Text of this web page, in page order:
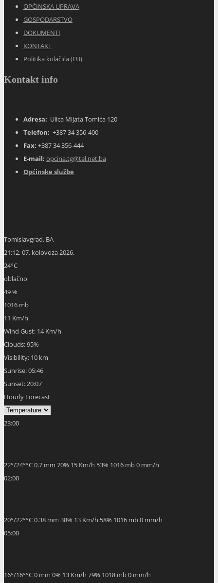
OPĆINSKA UPRAVA
GOSPODARSTVO
DOKUMENTI
KONTAKT
Politika kolačića (EU)
Kontakt info
Adresa: Ulica Mijata Tomića 120
Telefon: +387 34 356-400
Fax: +387 34 356-444
E-mail: opcina.tg@tel.net.ba
Općinske službe
Tomislavgrad, BA
21:12,07. kolovoza 2026.
24°C
oblačno
49 %
1016 mb
11 Km/h
Wind Gust: 14 Km/h
Clouds:95%
Visibility: 10 km
Sunrise:05:46
Sunset:20:07
Hourly Forecast
23:00
22°/24°°C0.7 mm 70% 15 Km/h 53% 1016 mb0 mm/h
02:00
20°/22°°C0.38 mm 38% 13 Km/h 58% 1016 mb0 mm/h
05:00
16°/16°°C0 mm 0% 13 Km/h 79% 1018 mb0 mm/h